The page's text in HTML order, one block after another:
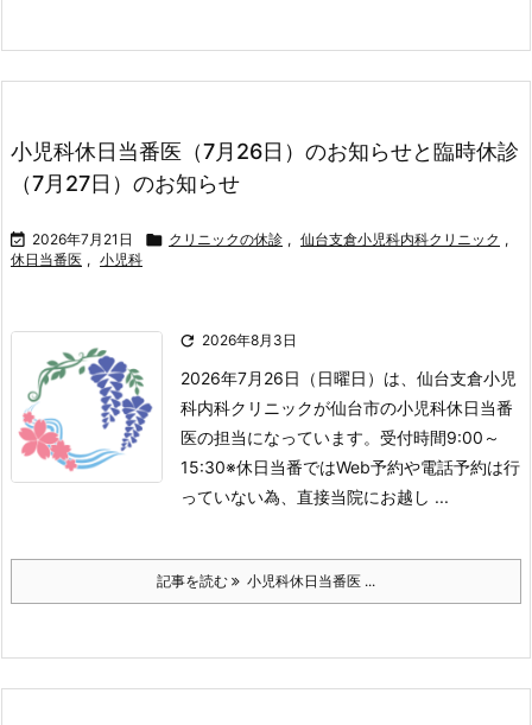
小児科休日当番医（7月26日）のお知らせと臨時休診
（7月27日）のお知らせ
 2026年7月21日  クリニックの休診 , 仙台支倉小児科内科クリニック ,
休日当番医 , 小児科
 2026年8月3日
2026年7月26日（日曜日）は、仙台支倉小児
科内科クリニックが仙台市の小児科休日当番
医の担当になっています。 受付時間9:00～
15:30※休日当番ではWeb予約や電話予約は行
っていない為、直接当院にお越し ...
記事を読む 小児科休日当番医 ...